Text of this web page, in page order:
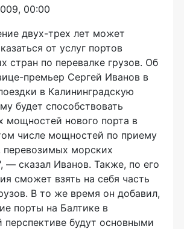
00:00
двух-трех лет может
от услуг портов
стран по перевалке грузов. Об
премьер Сергей Иванов в
в Калининградскую
будет способствовать
мощностей нового порта в
числе мощностей по приему
перевозимых морских
— сказал Иванов. Также, по его
сможет взять на себя часть
В то же время он добавил,
порты на Балтике в
перспективе будут основными